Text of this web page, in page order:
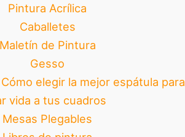
Pintura Acrílica
Caballetes
Maletín de Pintura
Gesso
elegir la mejor espátula para
vida a tus cuadros
Mesas Plegables